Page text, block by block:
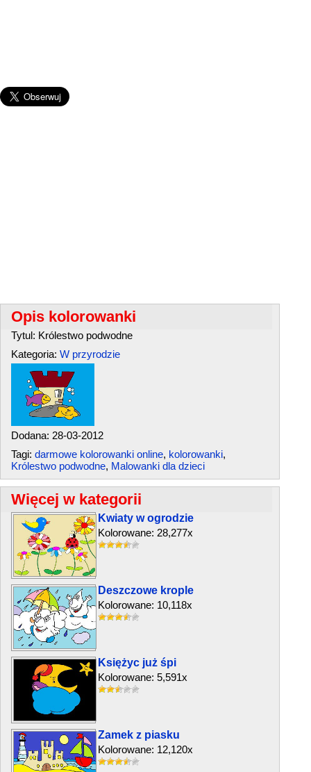
Opis kolorowanki
Tytul: Królestwo podwodne
Kategoria: W przyrodzie
Dodana: 28-03-2012
Tagi: darmowe kolorowanki online, kolorowanki,
Królestwo podwodne, Malowanki dla dzieci
Więcej w kategorii
Kwiaty w ogrodzie
Kolorowane: 28,277x
Deszczowe krople
Kolorowane: 10,118x
Księżyc już śpi
Kolorowane: 5,591x
Zamek z piasku
Kolorowane: 12,120x